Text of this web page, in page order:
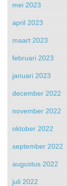
mei 2023
april 2023
maart 2023
februari 2023
januari 2023
december 2022
november 2022
oktober 2022
september 2022
augustus 2022
juli 2022